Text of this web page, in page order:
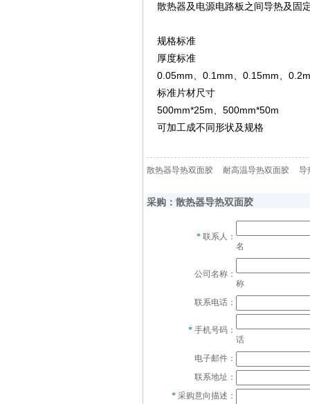
散热器及电源电路板之间导热及固
规格标准
厚度标准
0.05mm、0.1mm、0.15mm、
标准片材尺寸
500mm*25m、500mm*50m
可加工成不同形状及规格
散热器导热双面胶 耐高温导热双面胶 导
采购：散热器导热双面胶
* 联系人：
名
公司名称：
称
联系电话：
* 手机号码：
话
电子邮件：
联系地址：
* 采购意向描述：